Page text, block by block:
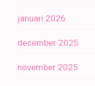
januari 2026
december 2025
november 2025